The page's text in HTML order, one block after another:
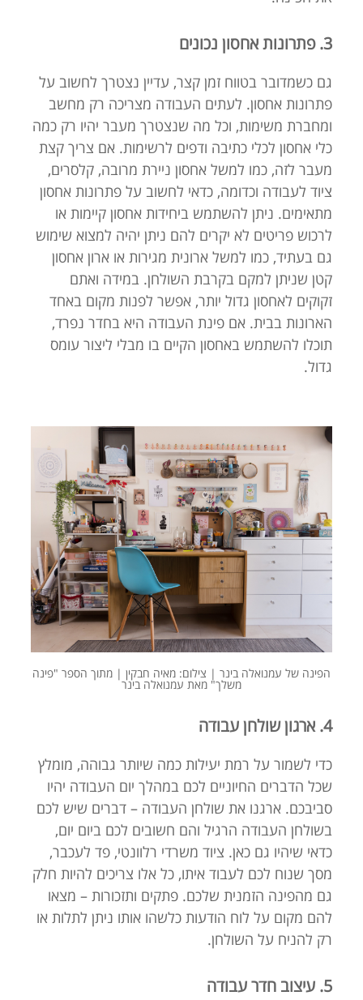
3. פתרונות אחסון נכונים
גם כשמדובר בטווח זמן קצר, עדיין נצטרך לחשוב על
פתרונות אחסון. לעתים העבודה מצריכה רק מחשב
ומחברת משימות, וכל מה שנצטרך מעבר יהיו רק כמה
כלי אחסון לכלי כתיבה ודפים לרשימות. אם צריך קצת
מעבר לזה, כמו למשל אחסון ניירת מרובה, קלסרים,
ציוד לעבודה וכדומה, כדאי לחשוב על פתרונות אחסון
מתאימים. ניתן להשתמש ביחידות אחסון קיימות או
לרכוש פריטים לא יקרים להם ניתן יהיה למצוא שימוש
גם בעתיד, כמו למשל ארונית מגירות או ארון אחסון
קטן שניתן למקם בקרבת השולחן. במידה ואתם
זקוקים לאחסון גדול יותר, אפשר לפנות מקום באחד
הארונות בבית. אם פינת העבודה היא בחדר נפרד,
תוכלו להשתמש באחסון הקיים בו מבלי ליצור עומס
גדול.
הפינה של עמנואלה בינר | צילום: מאיה חבקין | מתוך הספר "פינה
משלך" מאת עמנואלה בינר
4. ארגון שולחן עבודה
כדי לשמור על רמת יעילות כמה שיותר גבוהה, מומלץ
שכל הדברים החיוניים לכם במהלך יום העבודה יהיו
סביבכם. ארגנו את שולחן העבודה – דברים שיש לכם
בשולחן העבודה הרגיל והם חשובים לכם ביום יום,
כדאי שיהיו גם כאן. ציוד משרדי רלוונטי, פד לעכבר,
מסך שנוח לכם לעבוד איתו, כל אלו צריכים להיות חלק
גם מהפינה הזמנית שלכם. פתקים ותזכורות – מצאו
להם מקום על לוח הודעות כלשהו אותו ניתן לתלות או
רק להניח על השולחן.
5. עיצוב חדר עבודה